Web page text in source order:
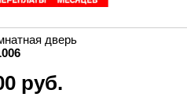
дверь
руб.